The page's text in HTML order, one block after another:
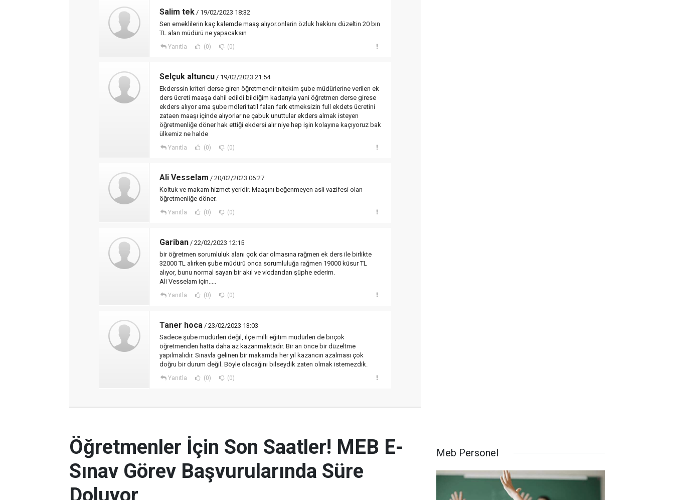
Salim tek / 19/02/2023 18:32
Sen emeklilerin kaç kalemde maaş alıyor.onlarin özluk hakkını düzeltin 20 bın
TL alan müdürü ne yapacaksın
Yanıtla (0) (0)
Selçuk altuncu / 19/02/2023 21:54
Ekderssin kriteri derse giren öğretmendir nitekim şube müdürlerine verilen ek
ders ücreti maaşa dahil edildi bildiğim kadarıyla yani öğretmen derse girese
ekders alıyor ama şube mdleri tatil falan fark etmeksizin full ekdets ücretini
zataen maaşı içinde alıyorlar ne çabuk unuttular ekders almak isteyen
öğretmenliğe döner hak ettiği ekdersi alır niye hep işin kolayına kaçıyoruz bak
ülkemiz ne halde
Yanıtla (0) (0)
Ali Vesselam / 20/02/2023 06:27
Koltuk ve makam hizmet yeridir. Maaşını beğenmeyen asli vazifesi olan
öğretmenliğe döner.
Yanıtla (0) (0)
Gariban / 22/02/2023 12:15
bir öğretmen sorumluluk alanı çok dar olmasına rağmen ek ders ile birlikte
32000 TL alırken şube müdürü onca sorumluluğa rağmen 19000 küsur TL
alıyor, bunu normal sayan bir akıl ve vicdandan şüphe ederim.
Ali Vesselam için.....
Yanıtla (0) (0)
Taner hoca / 23/02/2023 13:03
Sadece şube müdürleri değil, ilçe milli eğitim müdürleri de birçok
öğretmenden hatta daha az kazanmaktadır. Bir an önce bir düzeltme
yapılmalıdır. Sınavla gelinen bir makamda her yıl kazancın azalması çok
doğru bir durum değil. Böyle olacağını bilseydik zaten olmak istemezdik.
Yanıtla (0) (0)
Öğretmenler İçin Son Saatler! MEB E-
Sınav Görev Başvurularında Süre
Doluyor
Meb Personel